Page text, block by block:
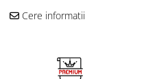
Cere informatii